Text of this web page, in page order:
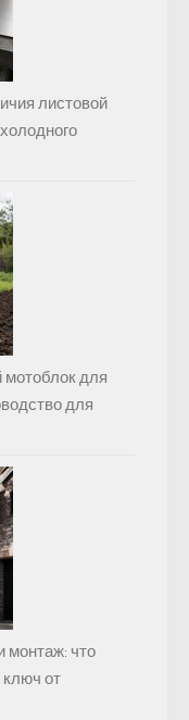
листовой
для
для
монтаж: что
от